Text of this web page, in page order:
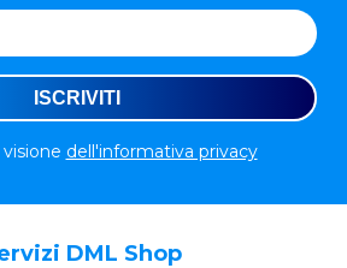
dell'informativa privacy
DML Shop